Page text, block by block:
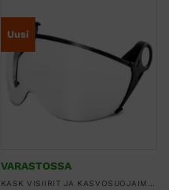
Uusi
VARASTOSSA
KASK VISIIRIT JA KASVOSUOJAIMET